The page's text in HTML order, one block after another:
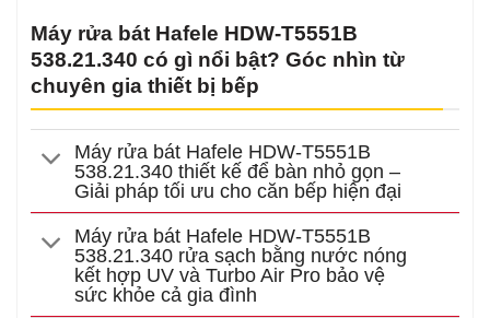
Máy rửa bát Hafele HDW-T5551B
538.21.340 có gì nổi bật? Góc nhìn từ
chuyên gia thiết bị bếp
Máy rửa bát Hafele HDW-T5551B
538.21.340 thiết kế để bàn nhỏ gọn –
Giải pháp tối ưu cho căn bếp hiện đại
Máy rửa bát Hafele HDW-T5551B
538.21.340 rửa sạch bằng nước nóng
kết hợp UV và Turbo Air Pro bảo vệ
sức khỏe cả gia đình